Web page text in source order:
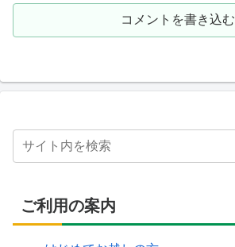
コメントを書き込む
ご利用の案内